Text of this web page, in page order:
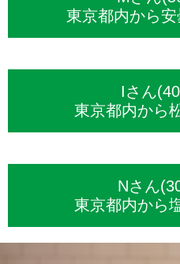
東京都内から
Iさん
東京都内から
Nさん
東京都内から